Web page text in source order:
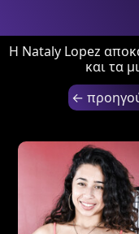
Η Nataly Lopez
και τα
←